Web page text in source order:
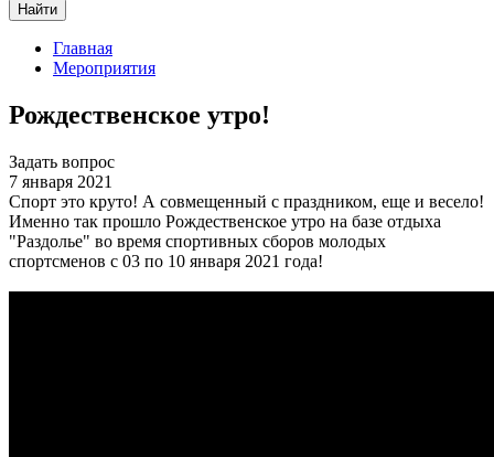
Найти
Главная
Мероприятия
Рождественское утро!
Задать вопрос
7 января 2021
Спорт это круто! А совмещенный с праздником, еще и весело!
Именно так прошло Рождественское утро на базе отдыха
"Раздолье" во время спортивных сборов молодых
спортсменов c 03 по 10 января 2021 года!